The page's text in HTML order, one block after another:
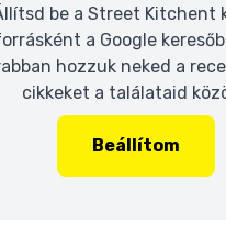
be a Street Kitchent
a Google
hozzuk neked a
cikkeket a találataid
Beállítom